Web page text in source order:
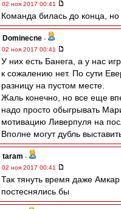
02 ноя 2017 00:41
Команда билась до конца,
Dominecne -
02 ноя 2017 00:41
У них есть Банега, а у нас
к сожалению нет. По сути
разницу на пустом месте.
Жаль конечно, но все еще
надо просто обыгрывать
мотивацию Ливерпуля на
Вполне могут дубль
taram -
02 ноя 2017 00:41
Так тянуть время даже
постеснялись бы